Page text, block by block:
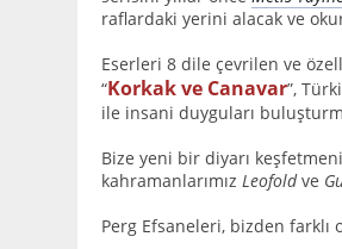
raflardaki yerini alacak ve
Eserleri 8 dile çevrilen ve
“Korkak ve Canavar”,
ile insani duyguları
Bize yeni bir diyarı
kahramanlarımız Leofoldve
Perg Efsaneleri, bizden farklı